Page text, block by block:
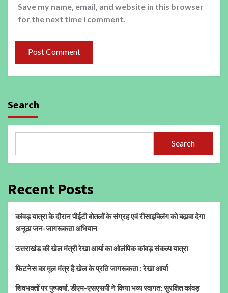
Save my name, email, and website in this browser
for the next time I comment.
Search
Search
Recent Posts
कांवड़ यात्रा के दौरान पीईटी बोतलों के संग्रह एवं रीसाइक्लिंग को बढ़ावा देगा
अनूठा जन-जागरूकता अभियान
उत्तराखंड की खेल मंत्री रेखा आर्या का ओलंपिक कांवड़ संकल्प यात्रा
फिटनेस का मूल मंत्र है खेल के प्रति जागरूकता : रेखा आर्या
शिवभक्तों पर पुष्पवर्षा, डीएम-एसएसपी ने किया भव्य स्वागत; सुरक्षित कांवड़